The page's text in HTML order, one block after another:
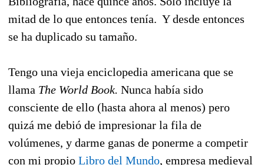
mitad de lo que entonces tenía. Y desde entonces
se ha duplicado su tamaño.
Tengo una vieja enciclopedia americana que se
llama The World Book. Nunca había sido
consciente de ello (hasta ahora al menos) pero
quizá me debió de impresionar la fila de
volúmenes, y darme ganas de ponerme a competir
con mi propio Libro del Mundo, empresa medieval